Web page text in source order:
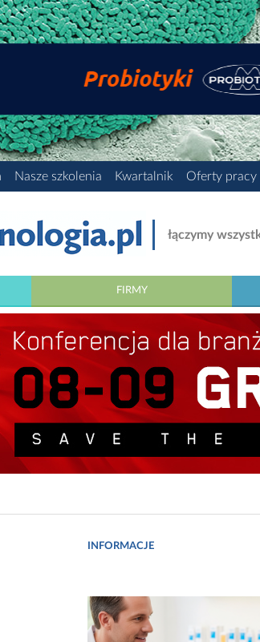
Nasze szkolenia Kwartalnik Oferty pracy
łączymy
FIRMY
INFORMACJE